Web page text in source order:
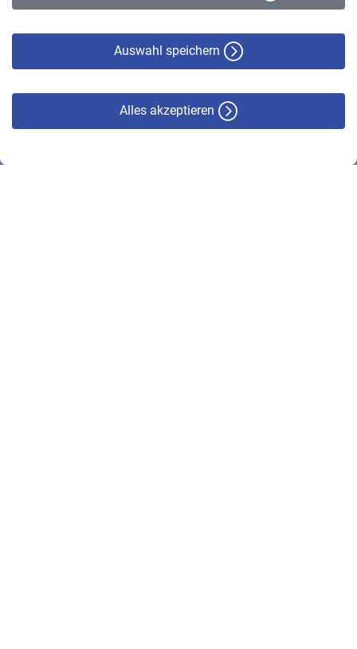
Auswahl speichern
Alles akzeptieren
© VBL 2026